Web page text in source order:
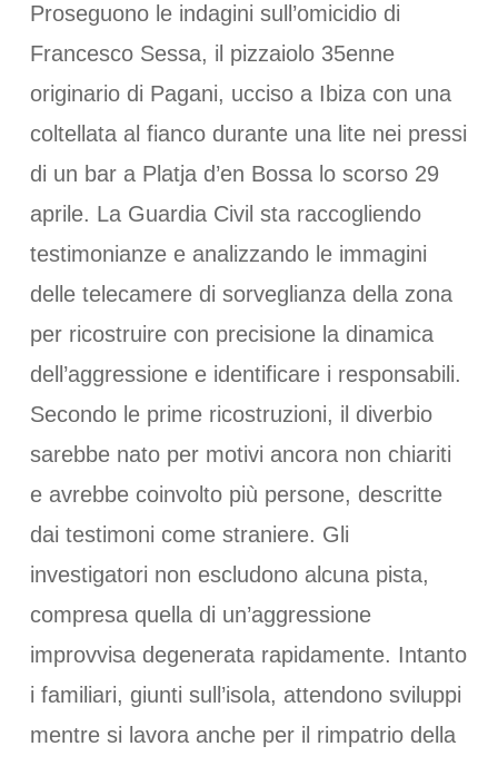
Proseguono le indagini sull’omicidio di
Francesco Sessa, il pizzaiolo 35enne
originario di Pagani, ucciso a Ibiza con una
coltellata al fianco durante una lite nei pressi
di un bar a Platja d’en Bossa lo scorso 29
aprile. La Guardia Civil sta raccogliendo
testimonianze e analizzando le immagini
delle telecamere di sorveglianza della zona
per ricostruire con precisione la dinamica
dell’aggressione e identificare i responsabili.
Secondo le prime ricostruzioni, il diverbio
sarebbe nato per motivi ancora non chiariti
e avrebbe coinvolto più persone, descritte
dai testimoni come straniere. Gli
investigatori non escludono alcuna pista,
compresa quella di un’aggressione
improvvisa degenerata rapidamente. Intanto
i familiari, giunti sull’isola, attendono sviluppi
mentre si lavora anche per il rimpatrio della